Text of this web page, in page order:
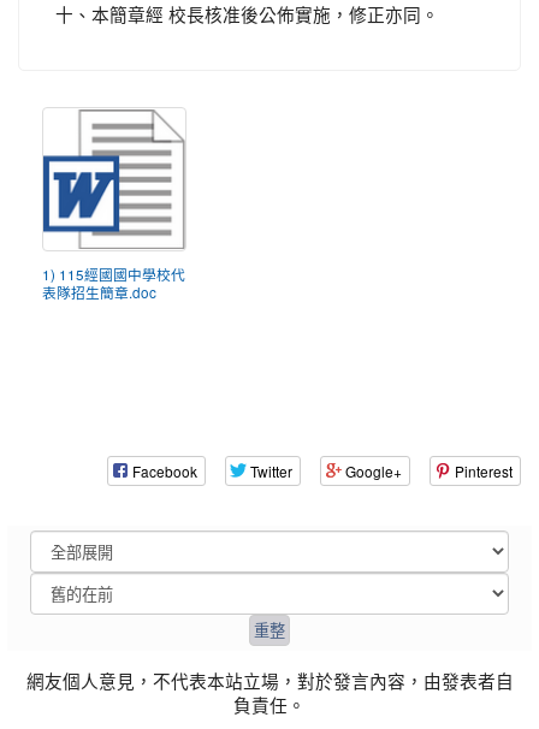
十、本簡章經 校長核准後公佈實施，修正亦同。
1) 115經國國中學校代
表隊招生簡章.doc
Facebook Twitter Google+ Pinterest
網友個人意見，不代表本站立場，對於發言內容，由發表者自
負責任。